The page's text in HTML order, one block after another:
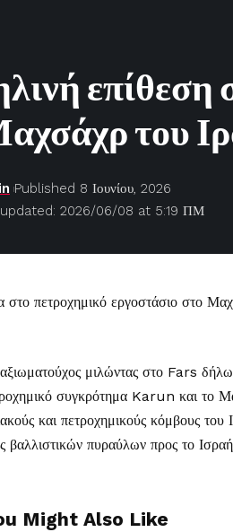
επίθεση
του
2026/06/08 at 5:19 ΠΜ
Published 8 Ιουνίου, 2026
στο πετροχημικό εργοστάσιο στο
μιλώντας στο Fars
συγκρότημα Karun και το
και πετροχημικούς κόμβους
βαλλιστικών πυραύλων προς το
Might Also Like